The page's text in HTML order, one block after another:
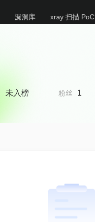
漏洞库 xray 扫描 PoC
未入榜 粉丝 1